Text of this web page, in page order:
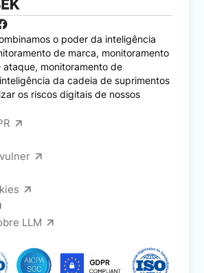
o poder da inteligência
de marca, monitoramento
monitoramento de
da cadeia de suprimentos
os riscos digitais de nossos
LLM